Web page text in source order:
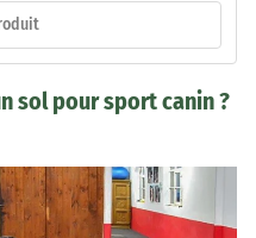
sol pour sport canin ?